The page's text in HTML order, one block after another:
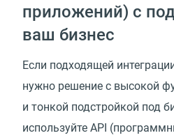
приложений) с
ваш бизнес
Если подходящей
нужно решение с высокой
и тонкой подстройкой под
используйте API (